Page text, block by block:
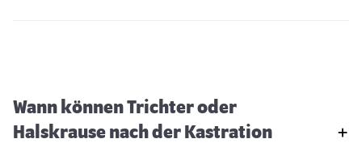
Wann können Trichter oder
Halskrause nach der Kastration